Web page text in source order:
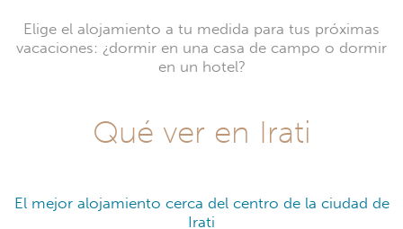
Elige el alojamiento a tu medida para tus próximas
vacaciones: ¿dormir en una casa de campo o dormir
en un hotel?
Qué ver en Irati
El mejor alojamiento cerca del centro de la ciudad de
Irati